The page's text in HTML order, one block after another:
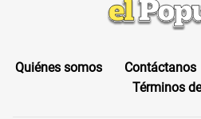
Quiénes somos Contáctanos
Términos